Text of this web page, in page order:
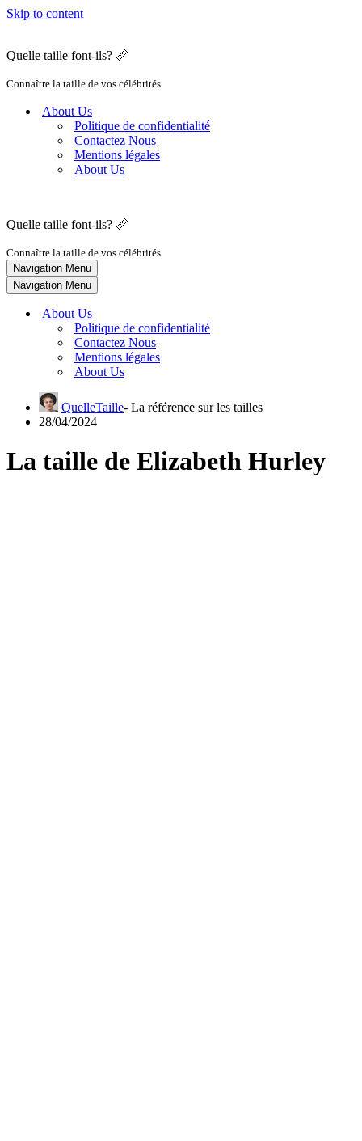
Skip to content
Quelle taille font-ils? 📏
Connaître la taille de vos célébrités
About Us
Politique de confidentialité
Contactez Nous
Mentions légales
About Us
Quelle taille font-ils? 📏
Connaître la taille de vos célébrités
Navigation Menu
Navigation Menu
About Us
Politique de confidentialité
Contactez Nous
Mentions légales
About Us
QuelleTaille
28/04/2024
La taille de Elizabeth Hurley